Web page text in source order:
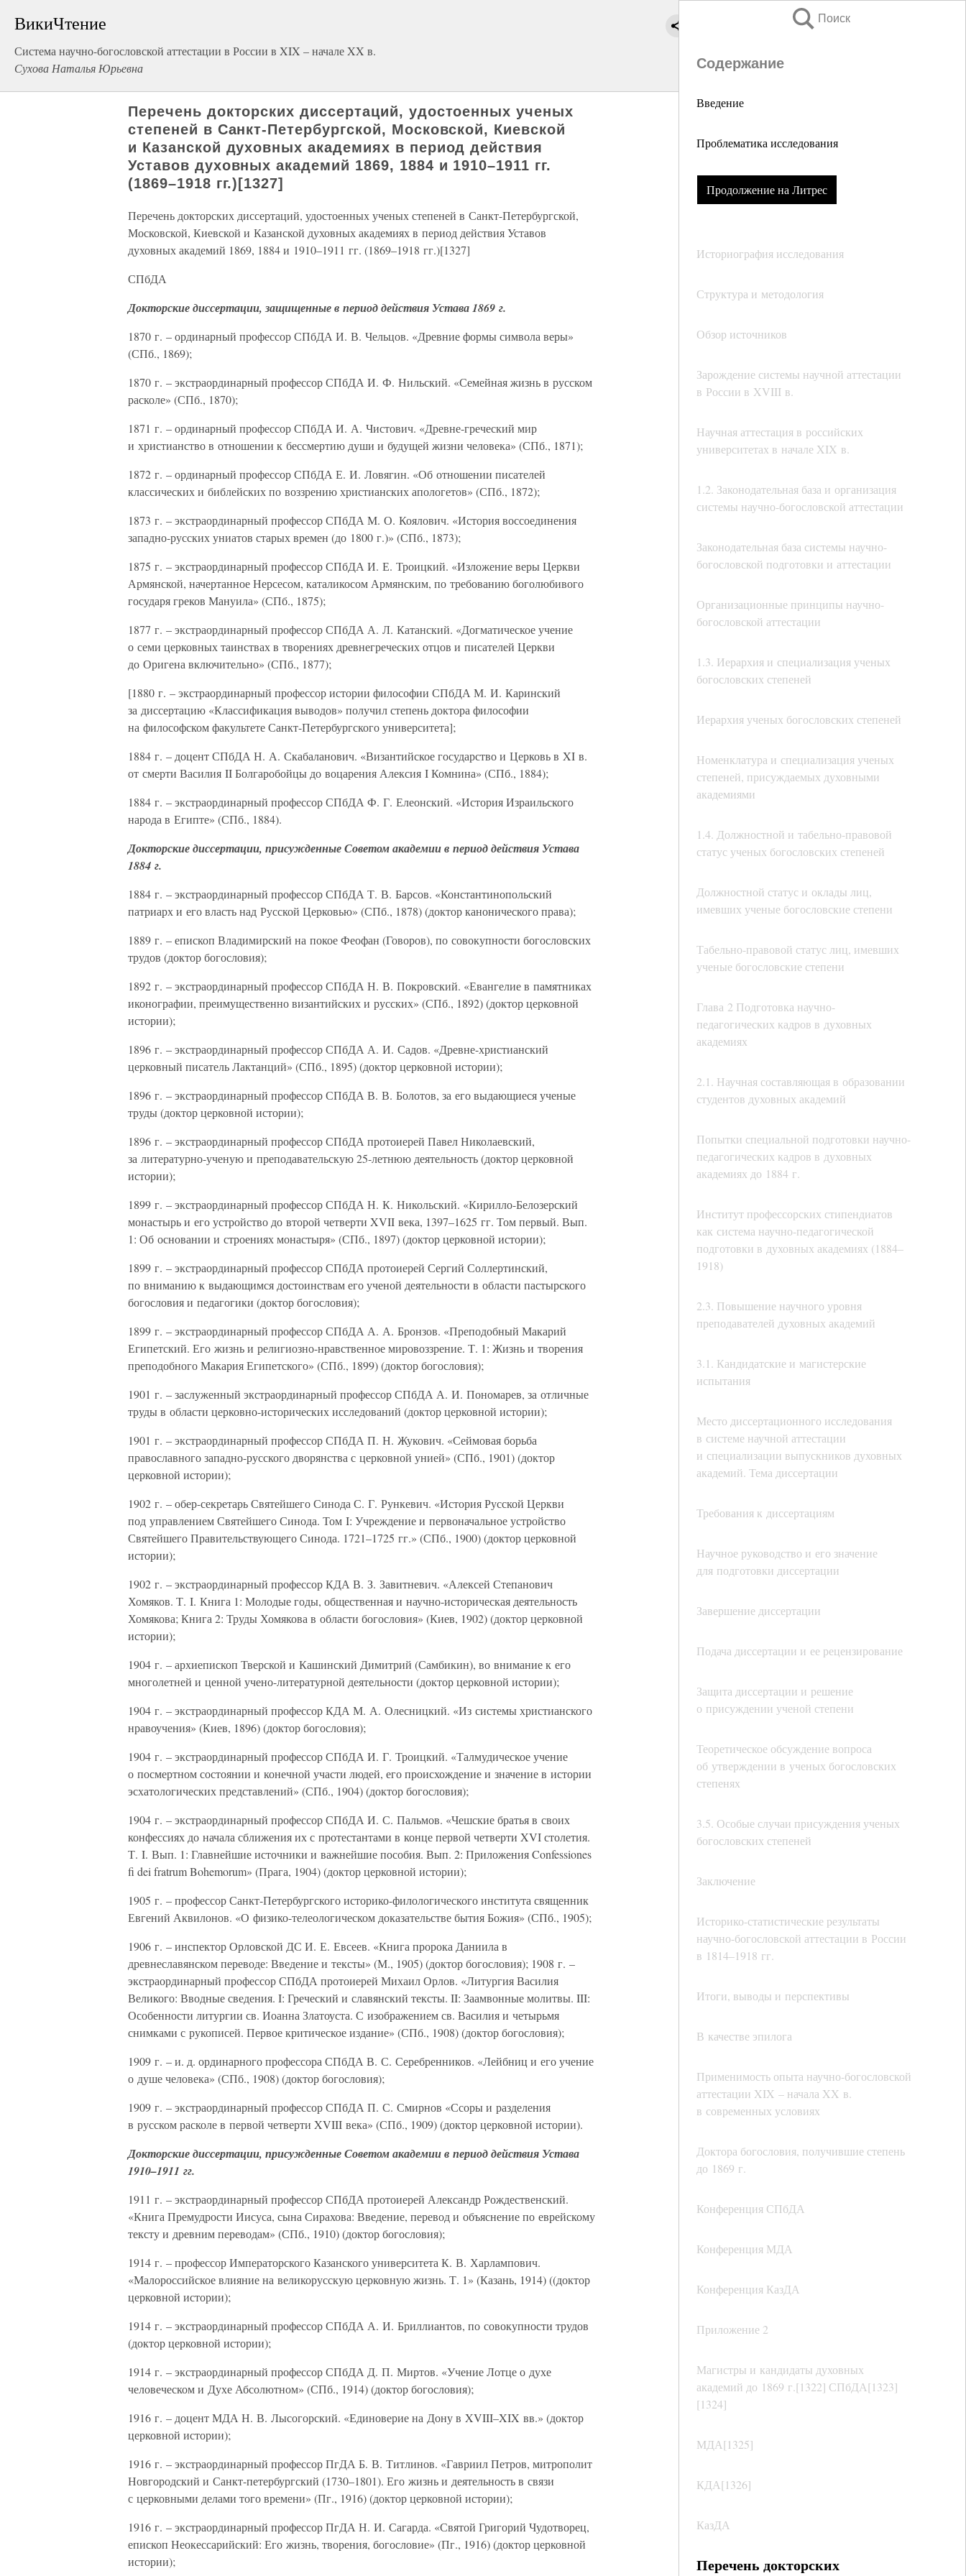
ВикиЧтение
Система научно-богословской аттестации в России в XIX – начале XX в.
Сухова Наталья Юрьевна
Поиск
Содержание
Введение
Проблематика исследования
Продолжение на Литрес
Историография исследования
Структура и методология
Обзор источников
Зарождение системы научной аттестации
в России в XVIII в.
Научная аттестация в российских
университетах в начале XIX в.
1.2. Законодательная база и организация
системы научно-богословской аттестации
Законодательная база системы научно-
богословской подготовки и аттестации
Организационные принципы научно-
богословской аттестации
1.3. Иерархия и специализация ученых
богословских степеней
Иерархия ученых богословских степеней
Номенклатура и специализация ученых
степеней, присуждаемых духовными
академиями
1.4. Должностной и табельно-правовой
статус ученых богословских степеней
Должностной статус и оклады лиц,
имевших ученые богословские степени
Табельно-правовой статус лиц, имевших
ученые богословские степени
Глава 2 Подготовка научно-
педагогических кадров в духовных
академиях
2.1. Научная составляющая в образовании
студентов духовных академий
Попытки специальной подготовки научно-
педагогических кадров в духовных
академиях до 1884 г.
Институт профессорских стипендиатов
как система научно-педагогической
подготовки в духовных академиях (1884–
1918)
2.3. Повышение научного уровня
преподавателей духовных академий
3.1. Кандидатские и магистерские
испытания
Место диссертационного исследования
в системе научной аттестации
и специализации выпускников духовных
академий. Тема диссертации
Требования к диссертациям
Научное руководство и его значение
для подготовки диссертации
Завершение диссертации
Подача диссертации и ее рецензирование
Защита диссертации и решение
о присуждении ученой степени
Теоретическое обсуждение вопроса
об утверждении в ученых богословских
степенях
3.5. Особые случаи присуждения ученых
богословских степеней
Заключение
Историко-статистические результаты
научно-богословской аттестации в России
в 1814–1918 гг.
Итоги, выводы и перспективы
В качестве эпилога
Применимость опыта научно-богословской
аттестации XIX – начала XX в.
в современных условиях
Доктора богословия, получившие степень
до 1869 г.
Конференция СПбДА
Конференция МДА
Конференция КазДА
Приложение 2
Магистры и кандидаты духовных
академий до 1869 г.[1322] СПбДА[1323]
[1324]
МДА[1325]
КДА[1326]
КазДА
Перечень докторских
Перечень докторских диссертаций, удостоенных ученых
степеней в Санкт-Петербургской, Московской, Киевской
и Казанской духовных академиях в период действия
Уставов духовных академий 1869, 1884 и 1910–1911 гг.
(1869–1918 гг.)[1327]
Перечень докторских диссертаций, удостоенных ученых степеней в Санкт-Петербургской,
Московской, Киевской и Казанской духовных академиях в период действия Уставов
духовных академий 1869, 1884 и 1910–1911 гг. (1869–1918 гг.)[1327]
СПбДА
Докторские диссертации, защищенные в период действия Устава 1869 г.
1870 г. – ординарный профессор СПбДА И. В. Чельцов. «Древние формы символа веры»
(СПб., 1869);
1870 г. – экстраординарный профессор СПбДА И. Ф. Нильский. «Семейная жизнь в русском
расколе» (СПб., 1870);
1871 г. – ординарный профессор СПбДА И. А. Чистович. «Древне-греческий мир
и христианство в отношении к бессмертию души и будущей жизни человека» (СПб., 1871);
1872 г. – ординарный профессор СПбДА Е. И. Ловягин. «Об отношении писателей
классических и библейских по воззрению христианских апологетов» (СПб., 1872);
1873 г. – экстраординарный профессор СПбДА М. О. Коялович. «История воссоединения
западно-русских униатов старых времен (до 1800 г.)» (СПб., 1873);
1875 г. – экстраординарный профессор СПбДА И. Е. Троицкий. «Изложение веры Церкви
Армянской, начертанное Нерсесом, каталикосом Армянским, по требованию боголюбивого
государя греков Мануила» (СПб., 1875);
1877 г. – экстраординарный профессор СПбДА А. Л. Катанский. «Догматическое учение
о семи церковных таинствах в творениях древнегреческих отцов и писателей Церкви
до Оригена включительно» (СПб., 1877);
[1880 г. – экстраординарный профессор истории философии СПбДА М. И. Каринский
за диссертацию «Классификация выводов» получил степень доктора философии
на философском факультете Санкт-Петербургского университета];
1884 г. – доцент СПбДА Н. А. Скабаланович. «Византийское государство и Церковь в XI в.
от смерти Василия II Болгаробойцы до воцарения Алексия I Комнина» (СПб., 1884);
1884 г. – экстраординарный профессор СПбДА Ф. Г. Елеонский. «История Израильского
народа в Египте» (СПб., 1884).
Докторские диссертации, присужденные Советом академии в период действия Устава
1884 г.
1884 г. – экстраординарный профессор СПбДА Т. В. Барсов. «Константинопольский
патриарх и его власть над Русской Церковью» (СПб., 1878) (доктор канонического права);
1889 г. – епископ Владимирский на покое Феофан (Говоров), по совокупности богословских
трудов (доктор богословия);
1892 г. – экстраординарный профессор СПбДА Н. В. Покровский. «Евангелие в памятниках
иконографии, преимущественно византийских и русских» (СПб., 1892) (доктор церковной
истории);
1896 г. – экстраординарный профессор СПбДА А. И. Садов. «Древне-христианский
церковный писатель Лактанций» (СПб., 1895) (доктор церковной истории);
1896 г. – экстраординарный профессор СПбДА В. В. Болотов, за его выдающиеся ученые
труды (доктор церковной истории);
1896 г. – экстраординарный профессор СПбДА протоиерей Павел Николаевский,
за литературно-ученую и преподавательскую 25-летнюю деятельность (доктор церковной
истории);
1899 г. – экстраординарный профессор СПбДА Н. К. Никольский. «Кирилло-Белозерский
монастырь и его устройство до второй четверти XVII века, 1397–1625 гг. Том первый. Вып.
1: Об основании и строениях монастыря» (СПб., 1897) (доктор церковной истории);
1899 г. – экстраординарный профессор СПбДА протоиерей Сергий Соллертинский,
по вниманию к выдающимся достоинствам его ученой деятельности в области пастырского
богословия и педагогики (доктор богословия);
1899 г. – экстраординарный профессор СПбДА А. А. Бронзов. «Преподобный Макарий
Египетский. Его жизнь и религиозно-нравственное мировоззрение. Т. 1: Жизнь и творения
преподобного Макария Египетского» (СПб., 1899) (доктор богословия);
1901 г. – заслуженный экстраординарный профессор СПбДА А. И. Пономарев, за отличные
труды в области церковно-исторических исследований (доктор церковной истории);
1901 г. – экстраординарный профессор СПбДА П. Н. Жукович. «Сеймовая борьба
православного западно-русского дворянства с церковной унией» (СПб., 1901) (доктор
церковной истории);
1902 г. – обер-секретарь Святейшего Синода С. Г. Рункевич. «История Русской Церкви
под управлением Святейшего Синода. Том I: Учреждение и первоначальное устройство
Святейшего Правительствующего Синода. 1721–1725 гг.» (СПб., 1900) (доктор церковной
истории);
1902 г. – экстраординарный профессор КДА В. З. Завитневич. «Алексей Степанович
Хомяков. Т. I. Книга 1: Молодые годы, общественная и научно-историческая деятельность
Хомякова; Книга 2: Труды Хомякова в области богословия» (Киев, 1902) (доктор церковной
истории);
1904 г. – архиепископ Тверской и Кашинский Димитрий (Самбикин), во внимание к его
многолетней и ценной учено-литературной деятельности (доктор церковной истории);
1904 г. – экстраординарный профессор КДА М. А. Олесницкий. «Из системы христианского
нравоучения» (Киев, 1896) (доктор богословия);
1904 г. – экстраординарный профессор СПбДА И. Г. Троицкий. «Талмудическое учение
о посмертном состоянии и конечной участи людей, его происхождение и значение в истории
эсхатологических представлений» (СПб., 1904) (доктор богословия);
1904 г. – экстраординарный профессор СПбДА И. С. Пальмов. «Чешские братья в своих
конфессиях до начала сближения их с протестантами в конце первой четверти XVI столетия.
Т. I. Вып. 1: Главнейшие источники и важнейшие пособия. Вып. 2: Приложения Confessiones
fi dei fratrum Bohemorum» (Прага, 1904) (доктор церковной истории);
1905 г. – профессор Санкт-Петербургского историко-филологического института священник
Евгений Аквилонов. «О физико-телеологическом доказательстве бытия Божия» (СПб., 1905);
1906 г. – инспектор Орловской ДС И. Е. Евсеев. «Книга пророка Даниила в
древнеславянском переводе: Введение и тексты» (М., 1905) (доктор богословия); 1908 г. –
экстраординарный профессор СПбДА протоиерей Михаил Орлов. «Литургия Василия
Великого: Вводные сведения. I: Греческий и славянский тексты. II: Заамвонные молитвы. III:
Особенности литургии св. Иоанна Златоуста. С изображением св. Василия и четырьмя
снимками с рукописей. Первое критическое издание» (СПб., 1908) (доктор богословия);
1909 г. – и. д. ординарного профессора СПбДА В. С. Серебренников. «Лейбниц и его учение
о душе человека» (СПб., 1908) (доктор богословия);
1909 г. – экстраординарный профессор СПбДА П. С. Смирнов «Ссоры и разделения
в русском расколе в первой четверти XVIII века» (СПб., 1909) (доктор церковной истории).
Докторские диссертации, присужденные Советом академии в период действия Устава
1910–1911 гг.
1911 г. – экстраординарный профессор СПбДА протоиерей Александр Рождественский.
«Книга Премудрости Иисуса, сына Сирахова: Введение, перевод и объяснение по еврейскому
тексту и древним переводам» (СПб., 1910) (доктор богословия);
1914 г. – профессор Императорского Казанского университета К. В. Харлампович.
«Малороссийское влияние на великорусскую церковную жизнь. Т. 1» (Казань, 1914) ((доктор
церковной истории);
1914 г. – экстраординарный профессор СПбДА А. И. Бриллиантов, по совокупности трудов
(доктор церковной истории);
1914 г. – экстраординарный профессор СПбДА Д. П. Миртов. «Учение Лотце о духе
человеческом и Духе Абсолютном» (СПб., 1914) (доктор богословия);
1916 г. – доцент МДА Н. В. Лысогорский. «Единоверие на Дону в XVIII–XIX вв.» (доктор
церковной истории);
1916 г. – экстраординарный профессор ПгДА Б. В. Титлинов. «Гавриил Петров, митрополит
Новгородский и Санкт-петербургский (1730–1801). Его жизнь и деятельность в связи
с церковными делами того времени» (Пг., 1916) (доктор церковной истории);
1916 г. – экстраординарный профессор ПгДА Н. И. Сагарда. «Святой Григорий Чудотворец,
епископ Неокессарийский: Его жизнь, творения, богословие» (Пг., 1916) (доктор церковной
истории);